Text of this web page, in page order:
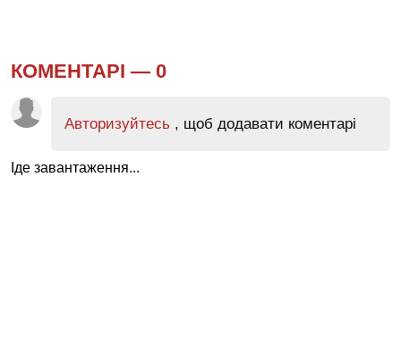
КОМЕНТАРІ — 0
Авторизуйтесь , щоб додавати коментарі
Іде завантаження...